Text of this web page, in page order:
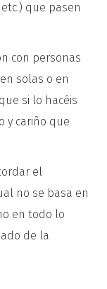
que pasen
con personas
solas o en
si lo hacéis
y cariño que
el
no se basa en
en todo lo
de la